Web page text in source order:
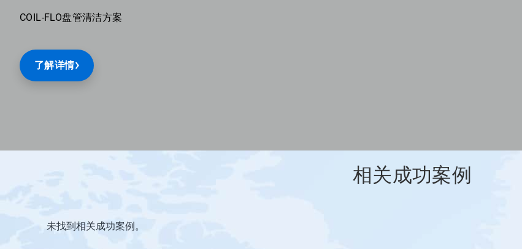
COIL-FLO盘管清洁方案
了解详情
相关成功案例
这
未找到相关成功案例。